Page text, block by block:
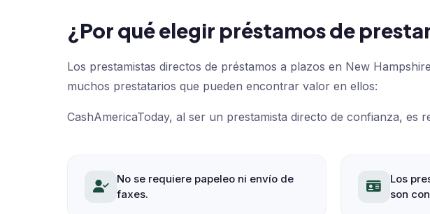
¿Por qué elegir préstamos de
Los prestamistas directos de préstamos a plazos en New
muchos prestatarios que pueden encontrar valor en ellos:
CashAmericaToday, al ser un prestamista directo de confianza, es
No se requiere papeleo ni envío de
faxes.
Los
son